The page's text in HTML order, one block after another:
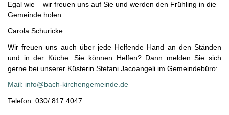
Egal wie – wir freuen uns auf Sie und werden den Frühling in die
Gemeinde holen.
Carola Schuricke
Wir freuen uns auch über jede Helfende Hand an den Ständen
und in der Küche. Sie können Helfen? Dann melden Sie sich
gerne bei unserer Küsterin Stefani Jacoangeli im Gemeindebüro:
Mail: info@bach-kirchengemeinde.de
Telefon: 030/ 817 4047